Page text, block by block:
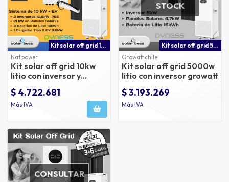
Kit solar off grid 10kw litio con cargador de auto eléctrico
Nat power
Kit solar off grid 10kw
litio con inversor y
cargador de auto
eléctrico natpower
$ 4.722.681
Más IVA
STOCK
Kit solar off grid 5000w litio con inversor growatt y batería dyness | energía solar autónoma de alta eficiencia
Growatt chile
Kit solar off grid 5000w
litio con inversor growatt
$ 3.193.269
Más IVA
CONSULTAR